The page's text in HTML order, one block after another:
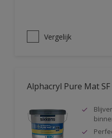
Vergelijk
Alphacryl Pure Mat SF